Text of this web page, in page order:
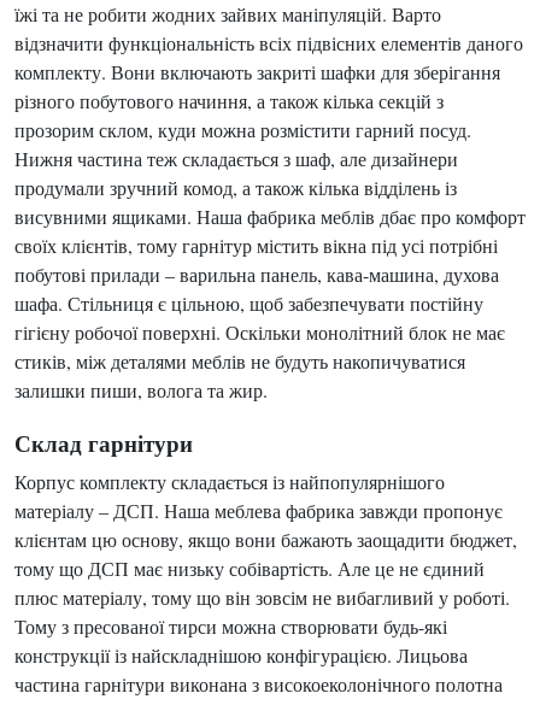
їжі та не робити жодних зайвих маніпуляцій. Варто
відзначити функціональність всіх підвісних елементів даного
комплекту. Вони включають закриті шафки для зберігання
різного побутового начиння, а також кілька секцій з
прозорим склом, куди можна розмістити гарний посуд.
Нижня частина теж складається з шаф, але дизайнери
продумали зручний комод, а також кілька відділень із
висувними ящиками. Наша фабрика меблів дбає про комфорт
своїх клієнтів, тому гарнітур містить вікна під усі потрібні
побутові прилади – варильна панель, кава-машина, духова
шафа. Стільниця є цільною, щоб забезпечувати постійну
гігієну робочої поверхні. Оскільки монолітний блок не має
стиків, між деталями меблів не будуть накопичуватися
залишки пиши, волога та жир.
Склад гарнітури
Корпус комплекту складається із найпопулярнішого
матеріалу – ДСП. Наша меблева фабрика завжди пропонує
клієнтам цю основу, якщо вони бажають заощадити бюджет,
тому що ДСП має низьку собівартість. Але це не єдиний
плюс матеріалу, тому що він зовсім не вибагливий у роботі.
Тому з пресованої тирси можна створювати будь-які
конструкції із найскладнішою конфігурацією. Лицьова
частина гарнітури виконана з високоеколонічного полотна